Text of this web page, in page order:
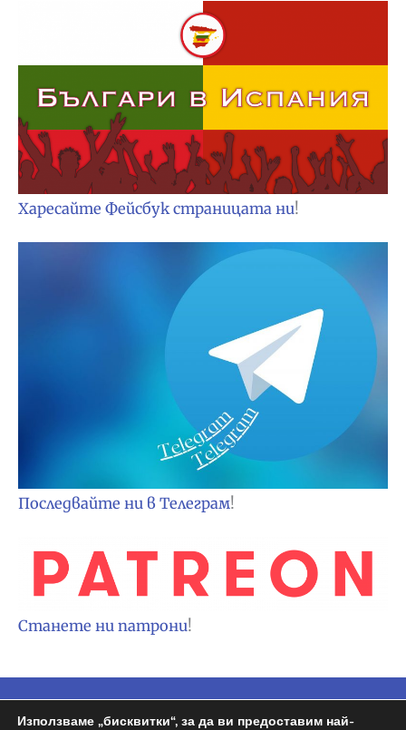
Харесайте Фейсбук страницата ни!
Последвайте ни в Телеграм!
Станете ни патрони!
Copyright © 2026 Espa BG | Задвижван от
Използваме „бисквитки“, за да ви предоставим най-